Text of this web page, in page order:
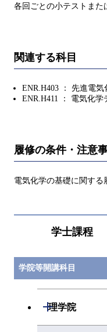
各回ごとの小テストまた
関連する科目
ENR.H403 ： 先進電
ENR.H411 ： 電気化学
履修の条件・注意
電気化学の基礎に関す
学士課程
学院等開講科目
理学院
開閉